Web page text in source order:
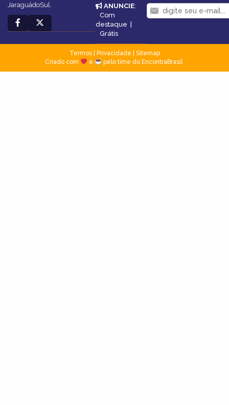
JaraguádoSul.
ANUNCIE:
Com
destaque
Grátis
Termos| Privacidade
Sitemap
Criado com
e pelo time do EncontraBrasil